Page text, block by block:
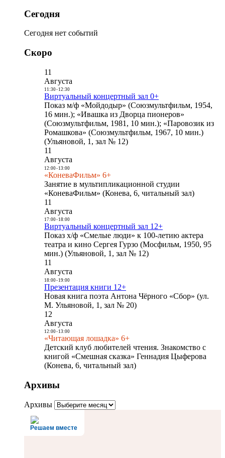
Сегодня
Сегодня нет событий
Скоро
11
Августа
11:30- 12:30
Виртуальный концертный зал 0+
Показ м/ф «Мойдодыр» (Союзмультфильм, 1954,
16 мин.); «Ивашка из Дворца пионеров»
(Союзмультфильм, 1981, 10 мин.); «Паровозик из
Ромашкова» (Союзмультфильм, 1967, 10 мин.)
(Ульяновой, 1, зал № 12)
11
Августа
12:00- 13:00
«КоневаФильм» 6+
Занятие в мультипликационной студии
«КоневаФильм» (Конева, 6, читальный зал)
11
Августа
17:00- 18:00
Виртуальный концертный зал 12+
Показ х/ф «Смелые люди» к 100-летию актера
театра и кино Сергея Гурзо (Мосфильм, 1950, 95
мин.) (Ульяновой, 1, зал № 12)
11
Августа
18:00- 19:00
Презентация книги 12+
Новая книга поэта Антона Чёрного «Сбор» (ул.
М. Ульяновой, 1, зал № 20)
12
Августа
12:00- 13:00
«Читающая лошадка» 6+
Детский клуб любителей чтения. Знакомство с
книгой «Смешная сказка» Геннадия Цыферова
(Конева, 6, читальный зал)
Архивы
Архивы
Решаем вместе